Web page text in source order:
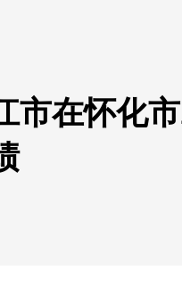
市在怀化